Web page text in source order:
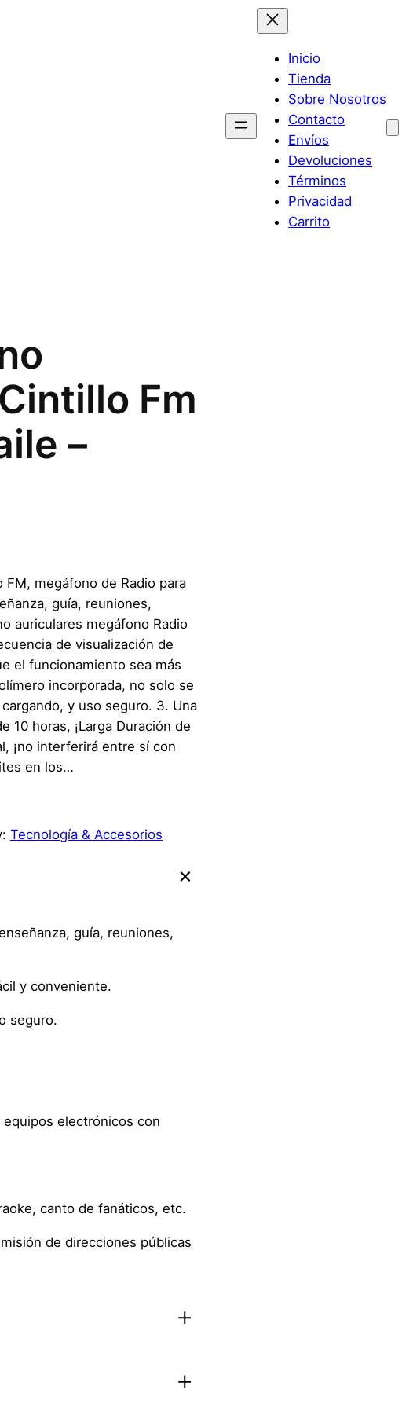
Inicio
Tienda
Sobre Nosotros
Contacto
Envíos
Devoluciones
Términos
Privacidad
Carrito
Fm
–
megáfono de Radio para
guía, reuniones,
auriculares megáfono Radio
de visualización de
el funcionamiento sea más
incorporada, no solo se
y uso seguro. 3. Una
10 horas, ¡Larga Duración de
¡no interferirá entre sí con
en los…
Tecnología & Accesorios
guía, reuniones,
y conveniente.
seguro.
electrónicos con
canto de fanáticos, etc.
de direcciones públicas